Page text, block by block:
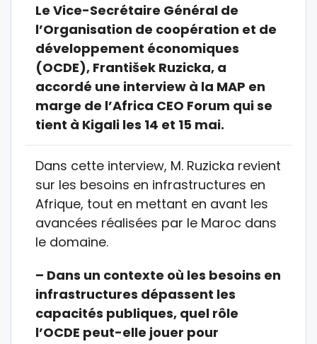
Le Vice-Secrétaire Général de
l’Organisation de coopération et de
développement économiques
(OCDE), František Ruzicka, a
accordé une interview à la MAP en
marge de l’Africa CEO Forum qui se
tient à Kigali les 14 et 15 mai.
Dans cette interview, M. Ruzicka revient
sur les besoins en infrastructures en
Afrique, tout en mettant en avant les
avancées réalisées par le Maroc dans
le domaine.
– Dans un contexte où les besoins en
infrastructures dépassent les
capacités publiques, quel rôle
l’OCDE peut-elle jouer pour